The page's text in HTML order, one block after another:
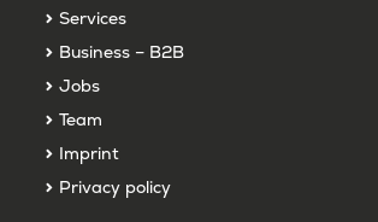
Services
Business – B2B
Jobs
Team
Imprint
Privacy policy